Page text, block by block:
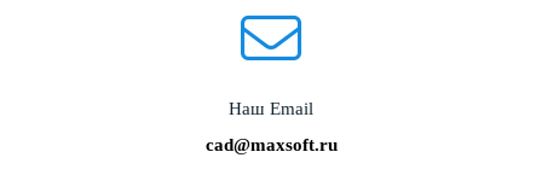
Наш Email
cad@maxsoft.ru